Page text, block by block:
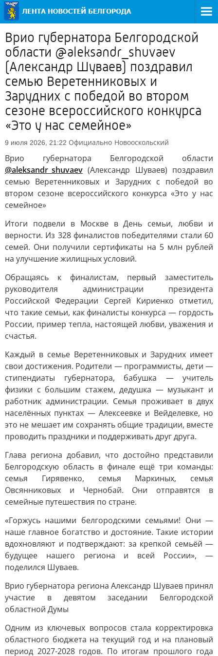
Врио губернатора Белгородской
области @aleksandr_shuvaev
(Александр Шуваев) поздравил
семью Веретенниковых и
Зарудних с победой во втором
сезоне всероссийского конкурса
«Это у нас семейное»
9 июля 2026, 21:22 Официально Новооскольский
Врио губернатора Белгородской области
@aleksandr_shuvaev (Александр Шуваев) поздравил
семью Веретенниковых и Зарудних с победой во
втором сезоне всероссийского конкурса «Это у нас
семейное»
Итоги подвели в Москве в День семьи, любви и
верности. Из 328 финалистов победителями стали 60
семей. Они получили сертификаты на 5 млн рублей
на улучшение жилищных условий.
Обращаясь к финалистам, первый заместитель
руководителя администрации президента
Российской Федерации Сергей Кириенко отметил,
что такие семьи, как финалисты конкурса — гордость
России, пример тепла, настоящей любви, уважения и
счастья.
Каждый в семье Веретенниковых и Зарудних имеет
свои достижения. Родители — программисты, дети —
стипендиаты губернатора, бабушка — учитель
физики с большим стажем, дедушка — музыкант и
работник администрации. Семья проживает в двух
населённых пунктах — Алексеевке и Вейделевке, но
это не мешает им сохранять общие традиции, вместе
проводить праздники и поддерживать друг друга.
Глава региона добавил, что достойно представили
Белгородскую область в финале ещё три команды:
семья Гирявенко, семья Маркиных, семья
Овсянниковых и Чернобай. Они отправятся в
семейные путешествия по стране.
«Горжусь нашими белгородскими семьями! Они —
наше главное богатство и достояние. Такие истории
вдохновляют и подтверждают: за крепкой семьёй —
будущее нашего региона и всей России», —
поделился Шуваев.
Врио губернатора региона Александр Шуваев принял
участие в девятом заседании Белгородской
областной Думы
Одним из ключевых вопросов стала корректировка
областного бюджета на текущий год и на плановый
период 2027-2028 годов. По итогам прошлого года